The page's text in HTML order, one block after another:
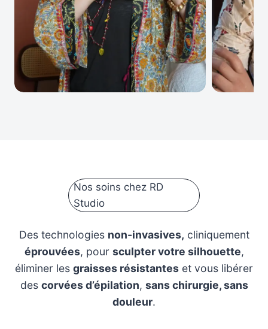
Nos soins chez RD
Studio
Des technologies non-invasives, cliniquement
éprouvées, pour sculpter votre silhouette,
éliminer les graisses résistantes et vous libérer
des corvées d’épilation, sans chirurgie, sans
douleur.